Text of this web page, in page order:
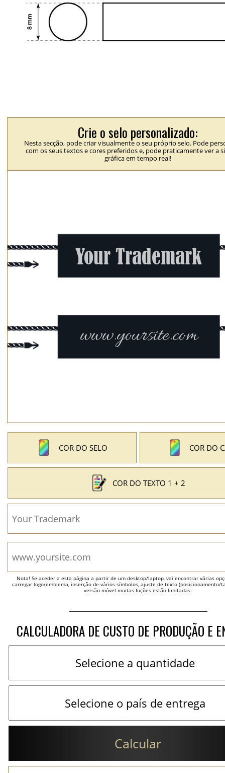
Crie o selo personalizado:
Nesta secção, pode criar visualmente o seu próprio selo. Pode
com os seus textos e cores preferidos e, pode praticamente ver a
gráfica em tempo real!
COR DO SELO COR DO
COR DO TEXTO 1 + 2
Nota! Se aceder a esta página a partir de um desktop/laptop, vai encontrar várias
carregar logo/emblema, inserção de vários símbolos, ajuste de texto (posicionamento/
versão móvel muitas fuções estão limitadas.
CALCULADORA DE CUSTO DE PRODUÇÃO E
Calcular